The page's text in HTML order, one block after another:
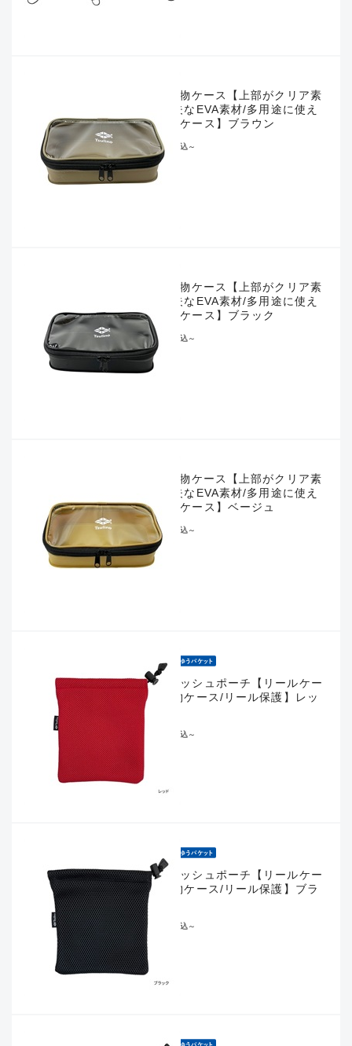
EVA小物ケース【上部がクリア素
材/丈夫なEVA素材/多用途に使え
る小物ケース】ブラウン
¥748
税込～
EVA小物ケース【上部がクリア素
材/丈夫なEVA素材/多用途に使え
る小物ケース】ブラック
¥748
税込～
EVA小物ケース【上部がクリア素
材/丈夫なEVA素材/多用途に使え
る小物ケース】ベージュ
¥748
税込～
エアメッシュポーチ【リールケー
ス/小物ケース/リール保護】レッ
ド
¥583
税込～
エアメッシュポーチ【リールケー
ス/小物ケース/リール保護】ブラ
ック
¥583
税込～